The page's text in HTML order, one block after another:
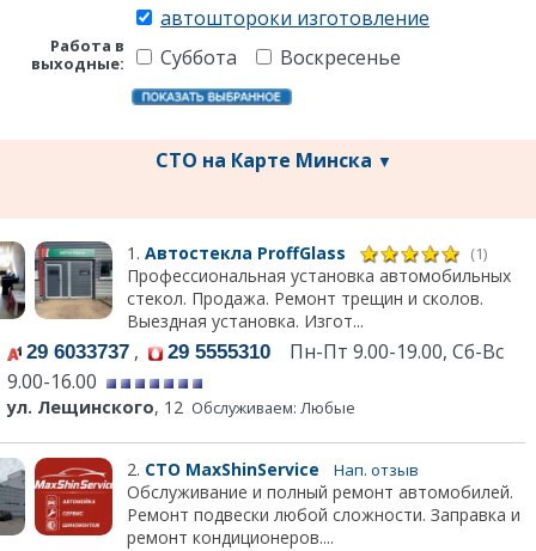
автоштороки изготовление
Работа в
выходные:
Суббота Воскресенье
СТО на Карте Минска ▼
1. Автостекла ProffGlass (1)
Профессиональная установка автомобильных
стекол. Продажа. Ремонт трещин и сколов.
Выездная установка. Изгот...
29 6033737 , 29 5555310 Пн-Пт 9.00-19.00, Сб-Вс
9.00-16.00
ул. Лещинского, 12 Обслуживаем: Любые
2. СТО MaxShinService Нап. отзыв
Обслуживание и полный ремонт автомобилей.
Ремонт подвески любой сложности. Заправка и
ремонт кондиционеров....